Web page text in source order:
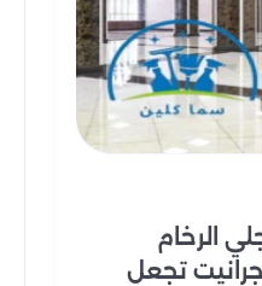
الرخام
تجعل